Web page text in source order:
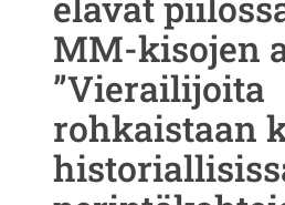
MM-kisojen
”Vierailijoita
rohkaistaan